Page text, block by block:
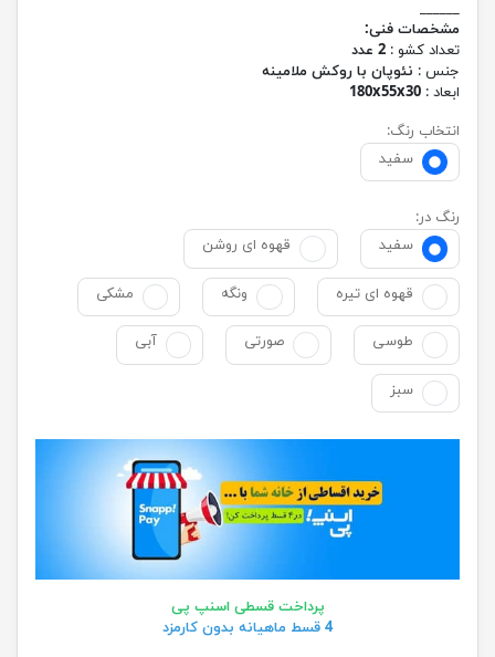
______
مشخصات فنی:
تعداد کشو : 2 عدد
جنس : نئوپان با روکش ملامینه
ابعاد : 180x55x30
انتخاب رنگ:
سفید
رنگ در:
سفید
قهوه ای روشن
قهوه ای تیره ونگه مشکی
طوسی صورتی آبی
سبز
پرداخت قسطی اسنپ پی
4 قسط ماهیانه بدون کارمزد